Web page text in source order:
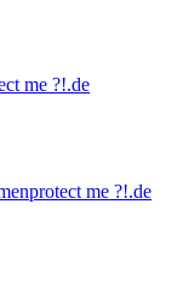
me ?!.de
protect me ?!.de